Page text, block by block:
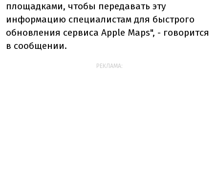
площадками, чтобы передавать эту
информацию специалистам для быстрого
обновления сервиса Apple Maps", - говорится
в сообщении.
РЕКЛАМА: